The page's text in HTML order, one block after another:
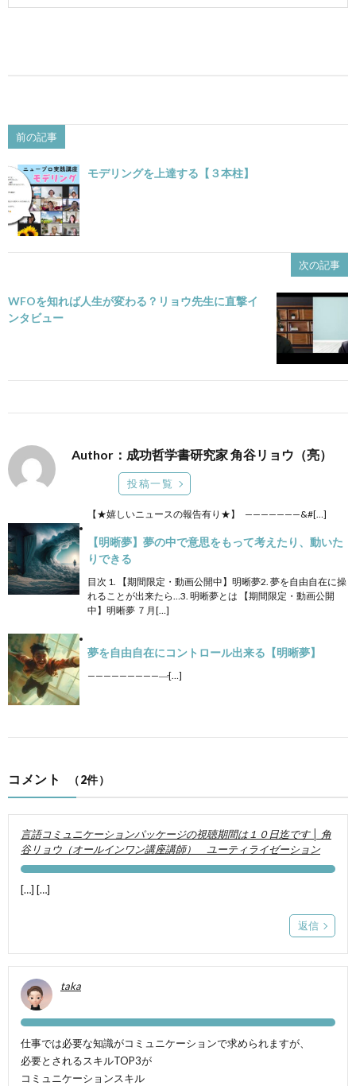
前の記事
モデリングを上達する【３本柱】
次の記事
WFOを知れば人生が変わる？リョウ先生に直撃イ
ンタビュー
Author：成功哲学書研究家 角谷リョウ（亮）
投稿一覧
【★嬉しいニュースの報告有り★】 ———————&#[…]
【明晰夢】夢の中で意思をもって考えたり、動いた
りできる
目次 1. 【期間限定・動画公開中】明晰夢2. 夢を自由自在に操
れることが出来たら…3. 明晰夢とは 【期間限定・動画公開
中】明晰夢 ７月[…]
夢を自由自在にコントロール出来る【明晰夢】
——————————̵[…]
コメント （2件）
言語コミュニケーションパッケージの視聴期間は１０日迄です │ 角
谷リョウ（オールインワン講座講師） ユーティライゼーション
[…] […]
返信
taka
仕事では必要な知識がコミュニケーションで求められますが、
必要とされるスキルTOP3が
コミュニケーションスキル